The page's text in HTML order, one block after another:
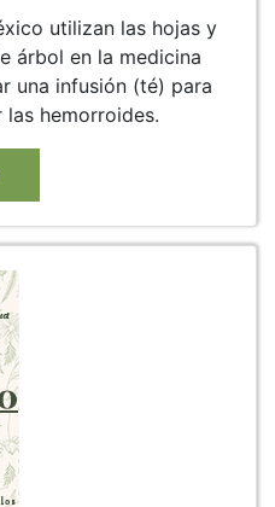
utilizan las hojas y
árbol en la medicina
una infusión (té) para
hemorroides.